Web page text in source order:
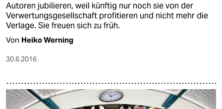
Autoren jubilieren, weil künftig nur noch sie von der
Verwertungsgesellschaft profitieren und nicht mehr die
Verlage. Sie freuen sich zu früh.
Von Heiko Werning
30.6.2016